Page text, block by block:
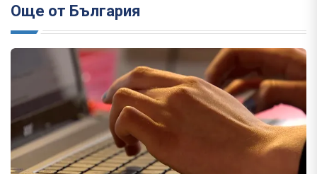
Още от България